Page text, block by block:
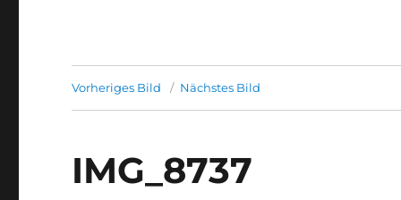
Vorheriges Bild Nächstes Bild
IMG_8737